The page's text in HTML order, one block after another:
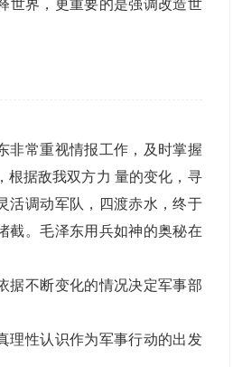
世界，更重要的是强调改造世
非常重视情报工作，及时掌握
根据敌我双方力 量的变化，寻
活调动军队，四渡赤水，终于
截。毛泽东用兵如神的奥秘在
据不断变化的情况决定军事部
理性认识作为军事行动的出发